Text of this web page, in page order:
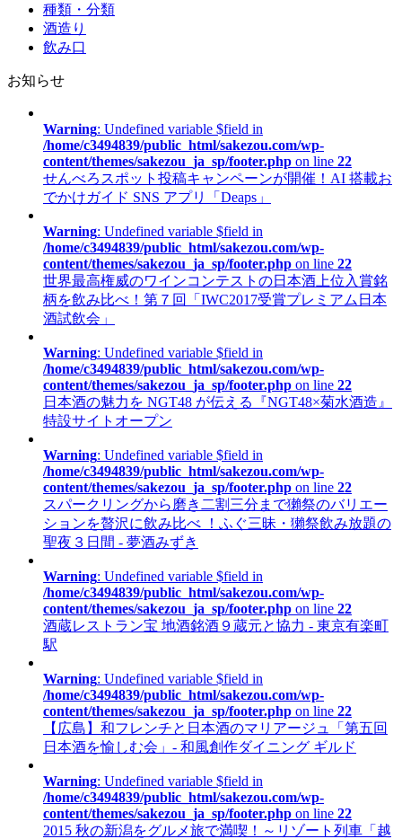
種類・分類
酒造り
飲み口
お知らせ
Warning: Undefined variable $field in
/home/c3494839/public_html/sakezou.com/wp-
content/themes/sakezou_ja_sp/footer.php on line 22
せんべろスポット投稿キャンペーンが開催！AI 搭載お
でかけガイド SNS アプリ「Deaps」
Warning: Undefined variable $field in
/home/c3494839/public_html/sakezou.com/wp-
content/themes/sakezou_ja_sp/footer.php on line 22
世界最高権威のワインコンテストの日本酒上位入賞銘
柄を飲み比べ！第７回「IWC2017受賞プレミアム日本
酒試飲会」
Warning: Undefined variable $field in
/home/c3494839/public_html/sakezou.com/wp-
content/themes/sakezou_ja_sp/footer.php on line 22
日本酒の魅力を NGT48 が伝える『NGT48×菊水酒造』
特設サイトオープン
Warning: Undefined variable $field in
/home/c3494839/public_html/sakezou.com/wp-
content/themes/sakezou_ja_sp/footer.php on line 22
スパークリングから磨き二割三分まで獺祭のバリエー
ションを贅沢に飲み比べ ！ふぐ三昧・獺祭飲み放題の
聖夜３日間 - 夢酒みずき
Warning: Undefined variable $field in
/home/c3494839/public_html/sakezou.com/wp-
content/themes/sakezou_ja_sp/footer.php on line 22
酒蔵レストラン宝 地酒銘酒９蔵元と協力 - 東京有楽町
駅
Warning: Undefined variable $field in
/home/c3494839/public_html/sakezou.com/wp-
content/themes/sakezou_ja_sp/footer.php on line 22
【広島】和フレンチと日本酒のマリアージュ「第五回
日本酒を愉しむ会」- 和風創作ダイニング ギルド
Warning: Undefined variable $field in
/home/c3494839/public_html/sakezou.com/wp-
content/themes/sakezou_ja_sp/footer.php on line 22
2015 秋の新潟をグルメ旅で満喫！～リゾート列車「越